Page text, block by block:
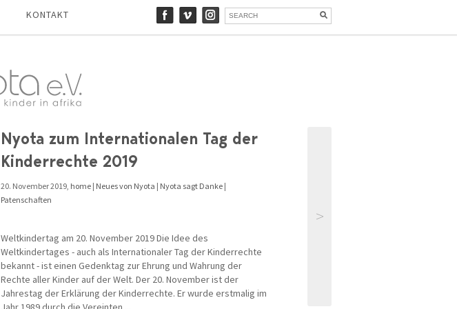
KONTAKT
Nyota zum Internationalen Tag der
Kinderrechte 2019
20. November 2019, home | Neues von Nyota | Nyota sagt Danke |
Patenschaften
Weltkindertag am 20. November 2019 Die Idee des
Weltkindertages - auch als Internationaler Tag der Kinderrechte
bekannt - ist einen Gedenktag zur Ehrung und Wahrung der
Rechte aller Kinder auf der Welt. Der 20. November ist der
Jahrestag der Erklärung der Kinderrechte. Er wurde erstmalig im
>